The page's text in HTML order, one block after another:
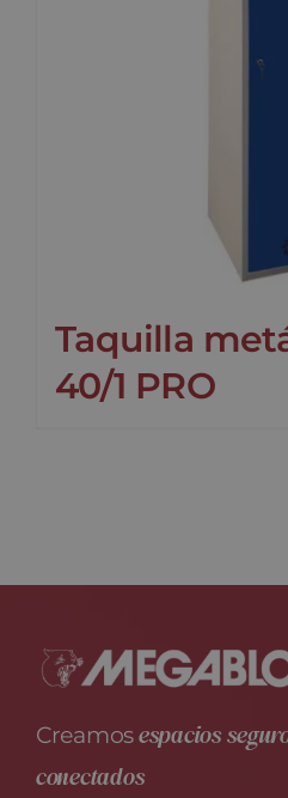
Taquilla
40/1 PRO
Creamosespacios
conectados